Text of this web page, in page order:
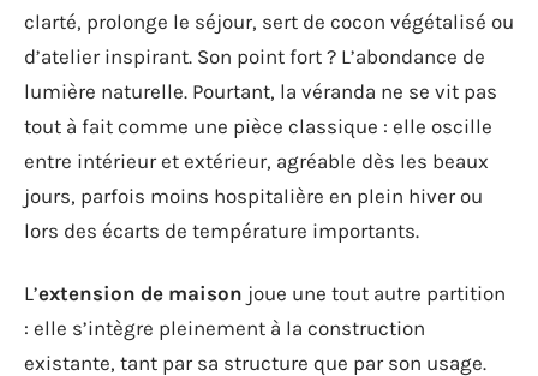
clarté, prolonge le séjour, sert de cocon végétalisé ou
d’atelier inspirant. Son point fort ? L’abondance de
lumière naturelle. Pourtant, la véranda ne se vit pas
tout à fait comme une pièce classique : elle oscille
entre intérieur et extérieur, agréable dès les beaux
jours, parfois moins hospitalière en plein hiver ou
lors des écarts de température importants.
L’extension de maison joue une tout autre partition
: elle s’intègre pleinement à la construction
existante, tant par sa structure que par son usage.